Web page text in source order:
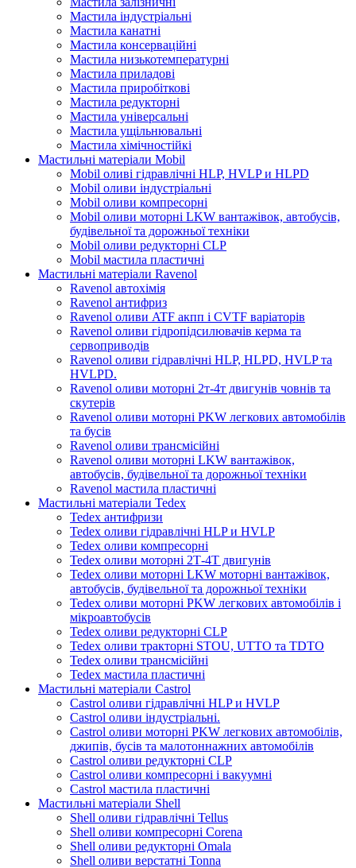
Мастила індустріальні
Мастила канатні
Мастила консерваційні
Мастила низькотемпературні
Мастила приладові
Мастила приробіткові
Мастила редукторні
Мастила універсальні
Мастила ущільнювальні
Мастила хімічностійкі
Мастильні матеріали Mobil
Mobil оливі гідравлічні HLP, HVLP и HLPD
Mobil оливи індустріальні
Mobil оливи компресорні
Mobil оливи моторні LKW вантажівок, автобусів,
будівельної та дорожньої техніки
Mobil оливи редукторні CLP
Mobil мастила пластичні
Мастильні матеріали Ravenol
Ravenol автохімія
Ravenol антифриз
Ravenol оливи ATF акпп і CVTF варіаторів
Ravenol оливи гідропідсилювачів керма та
сервоприводів
Ravenol оливи гідравлічні HLP, HLPD, HVLP та
HVLPD.
Ravenol оливи моторні 2т-4т двигунів човнів та
скутерів
Ravenol оливи моторні PKW легкових автомобілів
та бусів
Ravenol оливи трансмісійні
Ravenol оливи моторні LKW вантажівок,
автобусів, будівельної та дорожньої техніки
Ravenol мастила пластичні
Мастильні матеріали Tedex
Tedex антифризи
Tedex оливи гідравлічні HLP и HVLP
Tedex оливи компресорні
Tedex оливи моторні 2Т-4Т двигунів
Tedex оливи моторні LKW моторні вантажівок,
автобусів, будівельної та дорожньої техніки
Tedex оливи моторні PKW легкових автомобілів і
мікроавтобусів
Tedex оливи редукторні CLP
Tedex оливи тракторні STOU, UTTO та TDTO
Tedex оливи трансмісійні
Tedex мастила пластичні
Мастильні матеріали Castrol
Castrol оливи гідравлічні HLP и HVLP
Castrol оливи індустріальні.
Castrol оливи моторні PKW легкових автомобілів,
джипів, бусів та малотоннажних автомобілів
Castrol оливи редукторні CLP
Castrol оливи компресорні і вакуумні
Castrol мастила пластичні
Мастильні матеріали Shell
Shell оливи гідравлічні Tellus
Shell оливи компресорні Corena
Shell оливи редукторні Omala
Shell оливи верстатні Tonna